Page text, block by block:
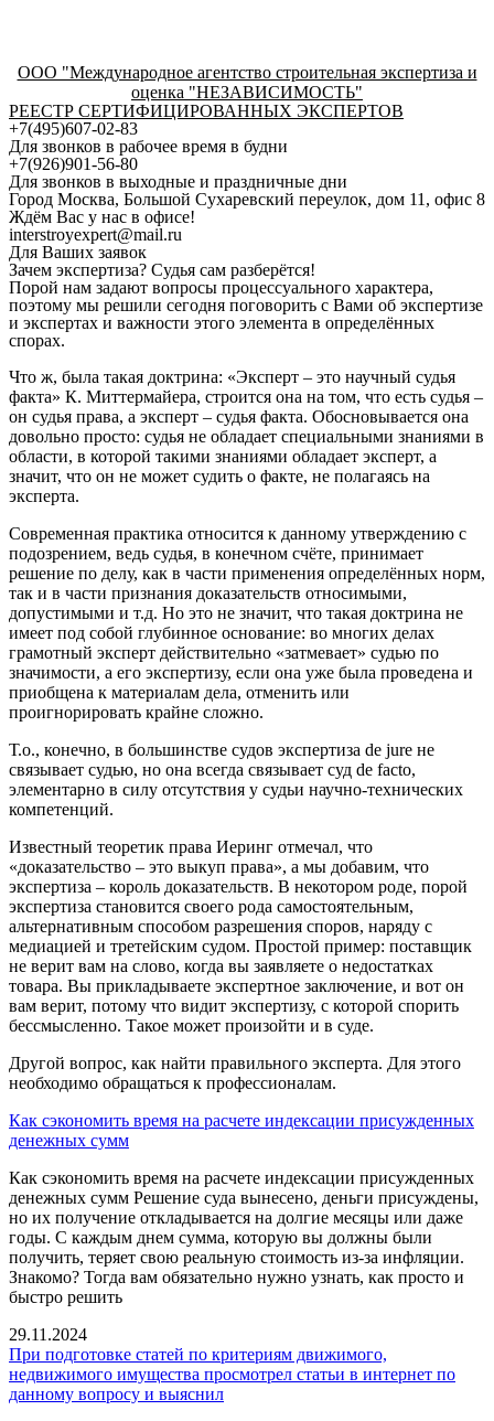
ООО "Международное агентство строительная экспертиза и
оценка "НЕЗАВИСИМОСТЬ"
РЕЕСТР СЕРТИФИЦИРОВАННЫХ ЭКСПЕРТОВ
+7(495)607-02-83
Для звонков в рабочее время в будни
+7(926)901-56-80
Для звонков в выходные и праздничные дни
Город Москва, Большой Сухаревский переулок, дом 11, офис 8
Ждём Вас у нас в офисе!
interstroyexpert@mail.ru
Для Ваших заявок
Зачем экспертиза? Судья сам разберётся!
Порой нам задают вопросы процессуального характера,
поэтому мы решили сегодня поговорить с Вами об экспертизе
и экспертах и важности этого элемента в определённых
спорах.
Что ж, была такая доктрина: «Эксперт – это научный судья
факта» К. Миттермайера, строится она на том, что есть судья –
он судья права, а эксперт – судья факта. Обосновывается она
довольно просто: судья не обладает специальными знаниями в
области, в которой такими знаниями обладает эксперт, а
значит, что он не может судить о факте, не полагаясь на
эксперта.
Современная практика относится к данному утверждению с
подозрением, ведь судья, в конечном счёте, принимает
решение по делу, как в части применения определённых норм,
так и в части признания доказательств относимыми,
допустимыми и т.д. Но это не значит, что такая доктрина не
имеет под собой глубинное основание: во многих делах
грамотный эксперт действительно «затмевает» судью по
значимости, а его экспертизу, если она уже была проведена и
приобщена к материалам дела, отменить или
проигнорировать крайне сложно.
Т.о., конечно, в большинстве судов экспертиза de jure не
связывает судью, но она всегда связывает суд de facto,
элементарно в силу отсутствия у судьи научно-технических
компетенций.
Известный теоретик права Иеринг отмечал, что
«доказательство – это выкуп права», а мы добавим, что
экспертиза – король доказательств. В некотором роде, порой
экспертиза становится своего рода самостоятельным,
альтернативным способом разрешения споров, наряду с
медиацией и третейским судом. Простой пример: поставщик
не верит вам на слово, когда вы заявляете о недостатках
товара. Вы прикладываете экспертное заключение, и вот он
вам верит, потому что видит экспертизу, с которой спорить
бессмысленно. Такое может произойти и в суде.
Другой вопрос, как найти правильного эксперта. Для этого
необходимо обращаться к профессионалам.
Как сэкономить время на расчете индексации присужденных
денежных сумм
Как сэкономить время на расчете индексации присужденных
денежных сумм Решение суда вынесено, деньги присуждены,
но их получение откладывается на долгие месяцы или даже
годы. С каждым днем сумма, которую вы должны были
получить, теряет свою реальную стоимость из-за инфляции.
Знакомо? Тогда вам обязательно нужно узнать, как просто и
быстро решить
29.11.2024
При подготовке статей по критериям движимого,
недвижимого имущества просмотрел статьи в интернет по
данному вопросу и выяснил